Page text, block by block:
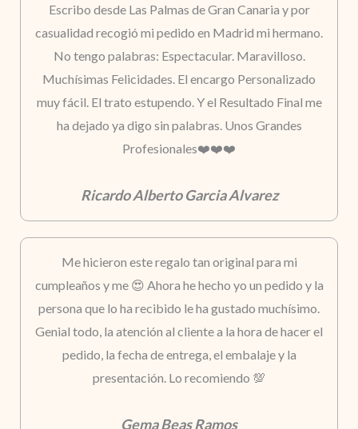
Escribo desde Las Palmas de Gran Canaria y por
casualidad recogió mi pedido en Madrid mi hermano.
No tengo palabras: Espectacular. Maravilloso.
Muchísimas Felicidades. El encargo Personalizado
muy fácil. El trato estupendo. Y el Resultado Final me
ha dejado ya digo sin palabras. Unos Grandes
Profesionales❤️❤️❤️
Ricardo Alberto Garcia Alvarez
Me hicieron este regalo tan original para mi
cumpleaños y me 😍 Ahora he hecho yo un pedido y la
persona que lo ha recibido le ha gustado muchísimo.
Genial todo, la atención al cliente a la hora de hacer el
pedido, la fecha de entrega, el embalaje y la
presentación. Lo recomiendo 💯
Gema Beas Ramos